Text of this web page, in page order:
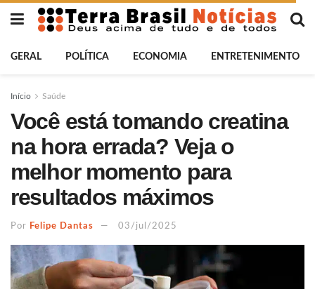
GERAL POLÍTICA ECONOMIA ENTRETENIMENTO
Início Saúde
Você está tomando creatina
na hora errada? Veja o
melhor momento para
resultados máximos
Por Felipe Dantas 03/jul/2025